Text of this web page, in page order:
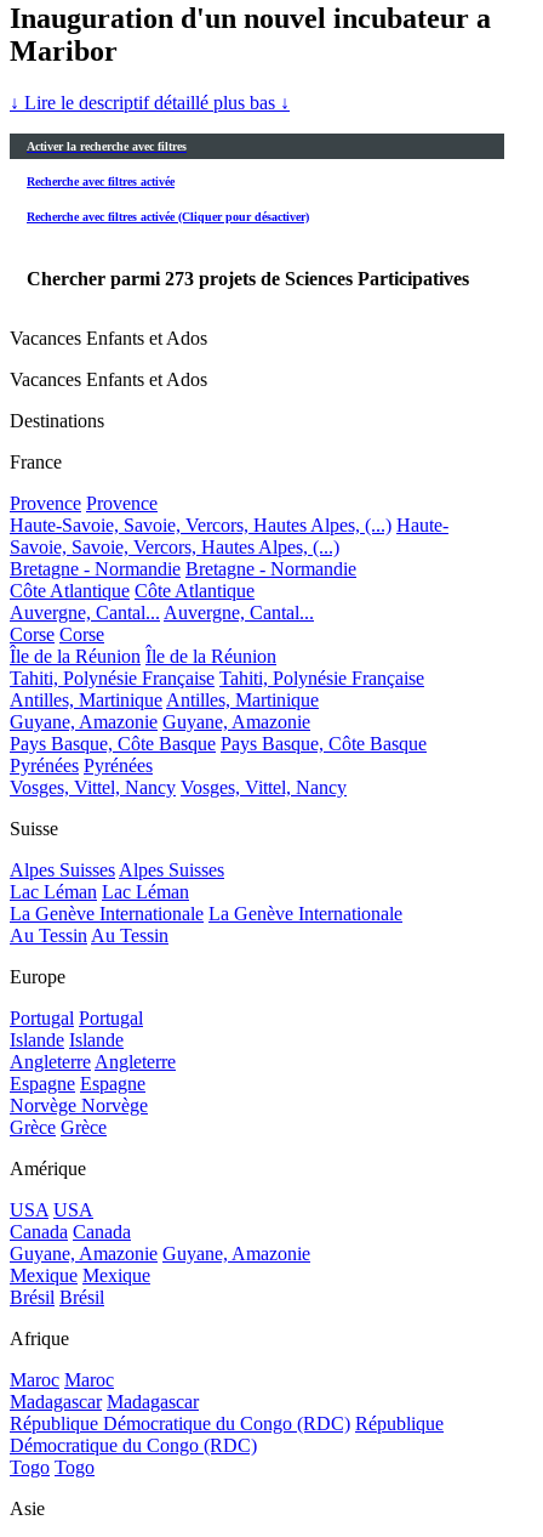
Inauguration d'un nouvel incubateur a
Maribor
↓ Lire le descriptif détaillé plus bas ↓
Activer la recherche avec filtres
Recherche avec filtres activée
Recherche avec filtres activée (Cliquer pour désactiver)
Chercher parmi 273 projets de Sciences Participatives
Vacances Enfants et Ados
Vacances Enfants et Ados
Destinations
France
Provence Provence
Haute-Savoie, Savoie, Vercors, Hautes Alpes, (...) Haute-
Savoie, Savoie, Vercors, Hautes Alpes, (...)
Bretagne - Normandie Bretagne - Normandie
Côte Atlantique Côte Atlantique
Auvergne, Cantal... Auvergne, Cantal...
Corse Corse
Île de la Réunion Île de la Réunion
Tahiti, Polynésie Française Tahiti, Polynésie Française
Antilles, Martinique Antilles, Martinique
Guyane, Amazonie Guyane, Amazonie
Pays Basque, Côte Basque Pays Basque, Côte Basque
Pyrénées Pyrénées
Vosges, Vittel, Nancy Vosges, Vittel, Nancy
Suisse
Alpes Suisses Alpes Suisses
Lac Léman Lac Léman
La Genève Internationale La Genève Internationale
Au Tessin Au Tessin
Europe
Portugal Portugal
Islande Islande
Angleterre Angleterre
Espagne Espagne
Norvège Norvège
Grèce Grèce
Amérique
USA USA
Canada Canada
Guyane, Amazonie Guyane, Amazonie
Mexique Mexique
Brésil Brésil
Afrique
Maroc Maroc
Madagascar Madagascar
République Démocratique du Congo (RDC) République
Démocratique du Congo (RDC)
Togo Togo
Asie